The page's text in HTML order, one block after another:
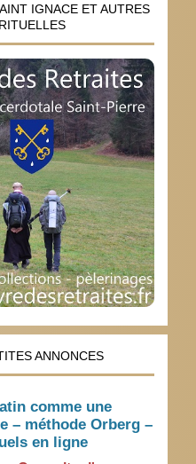
IGNACE ET AUTRES
ANNONCES
comme une
– méthode Orberg –
en ligne